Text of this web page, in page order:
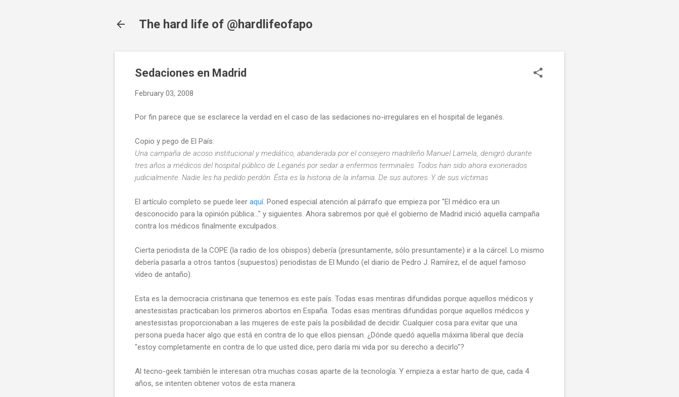
The hard life of @hardlifeofapo
Sedaciones en Madrid
February 03, 2008
Por fin parece que se esclarece la verdad en el caso de las sedaciones no-irregulares en el hospital de leganés.
Copio y pego de El País:
Una campaña de acoso institucional y mediático, abanderada por el consejero madrileño Manuel Lamela, denigró durante
tres años a médicos del hospital público de Leganés por sedar a enfermos terminales. Todos han sido ahora exonerados
judicialmente. Nadie les ha pedido perdón. Ésta es la historia de la infamia. De sus autores. Y de sus víctimas
El artículo completo se puede leer aquí. Poned especial atención al párrafo que empieza por "El médico era un
desconocido para la opinión pública..." y siguientes. Ahora sabremos por qué el gobierno de Madrid inició aquella campaña
contra los médicos finalmente exculpados.
Cierta periodista de la COPE (la radio de los obispos) debería (presuntamente, sólo presuntamente) ir a la cárcel. Lo mismo
debería pasarla a otros tantos (supuestos) periodistas de El Mundo (el diario de Pedro J. Ramírez, el de aquel famoso
vídeo de antaño).
Esta es la democracia cristinana que tenemos es este país. Todas esas mentiras difundidas porque aquellos médicos y
anestesistas practicaban los primeros abortos en España. Todas esas mentiras difundidas porque aquellos médicos y
anestesistas proporcionaban a las mujeres de este país la posibilidad de decidir. Cualquier cosa para evitar que una
persona pueda hacer algo que está en contra de lo que ellos piensan. ¿Dónde quedó aquella máxima liberal que decía
"estoy completamente en contra de lo que usted dice, pero daría mi vida por su derecho a decirlo"?
Al tecno-geek también le interesan otra muchas cosas aparte de la tecnología. Y empieza a estar harto de que, cada 4
años, se intenten obtener votos de esta manera.